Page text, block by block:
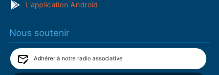
L'application Android
Nous soutenir
Adhérer à notre radio associative